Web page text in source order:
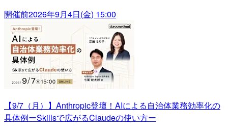
開催前2026年9月4日(金) 15:00
【9/7（月）】Anthropic登壇！AIによる自治体業務効率化の
具体例ーSkillsで広がるClaudeの使い方ー